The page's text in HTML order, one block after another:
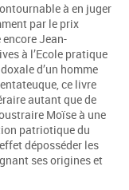
à en juger
par le prix
Jean-
à l’Ecole pratique
d’un homme
ce livre
autant que de
Moïse à une
patriotique du
déposséder les
ses origines et